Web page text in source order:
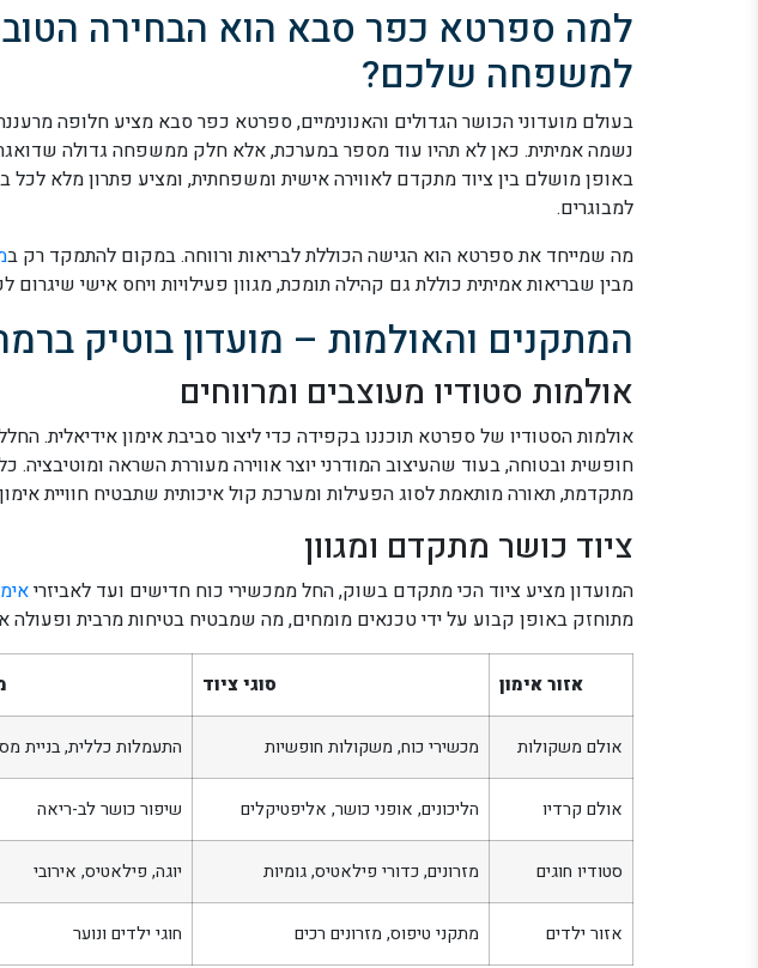
למה ספרטא כפר סבא הוא הבחירה
למשפחה שלכם?
בעולם מועדוני הכושר הגדולים והאנונימיים, ספרטא כפר סבא מציע חלופה
נשמה אמיתית. כאן לא תהיו עוד מספר במערכת, אלא חלק ממשפחה גדולה
באופן מושלם בין ציוד מתקדם לאווירה אישית ומשפחתית, ומציע פתרון מלא
למבוגרים.
מה שמייחד את ספרטא הוא הגישה הכוללת לבריאות ורווחה. במקום להתמקד רק ב
מבין שבריאות אמיתית כוללת גם קהילה תומכת, מגוון פעילויות ויחס אישי שיגרום
המתקנים והאולמות – מועדון בוטיק
אולמות סטודיו מעוצבים ומרווחים
אולמות הסטודיו של ספרטא תוכננו בקפידה כדי ליצור סביבת אימון אידיאלית.
חופשית ובטוחה, בעוד שהעיצוב המודרני יוצר אווירה מעוררת השראה ומוטיבציה.
מתקדמת, תאורה מותאמת לסוג הפעילות ומערכת קול איכותית שתבטיח חוויית
ציוד כושר מתקדם ומגוון
המועדון מציע ציוד הכי מתקדם בשוק, החל ממכשירי כוח חדישים ועד לאביזרי
מתוחזק באופן קבוע על ידי טכנאים מומחים, מה שמבטיח בטיחות מרבית ופעולה
אזור אימון סוגי ציוד
אולם משקולות מכשירי כוח, משקולות חופשיות התעמלות כללית, בניית
אולם קרדיו הליכונים, אופני כושר, אליפטיקלים שיפור כושר לב-ריאה
סטודיו חוגים מזרונים, כדורי פילאטיס, גומיות יוגה, פילאטיס, אירובי
אזור ילדים מתקני טיפוס, מזרונים רכים חוגי ילדים ונוער